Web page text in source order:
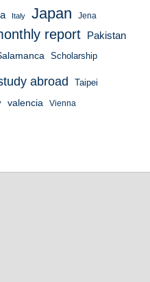
Italy Japan Jena
report Pakistan
Scholarship
abroad Taipei
valencia Vienna